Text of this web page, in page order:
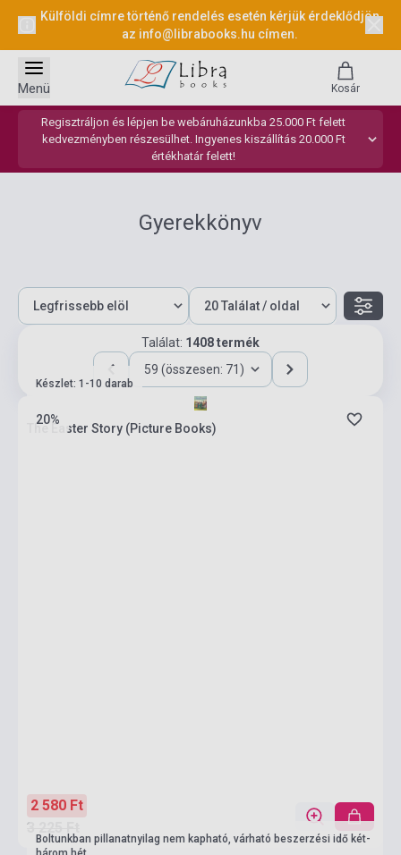
Külföldi címre történő rendelés esetén kérjük érdeklődjön
az info@librabooks.hu címen.
Regisztráljon és lépjen be webáruházunkba 25.000 Ft felett
kedvezményben részesülhet. Ingyenes kiszállítás 20.000 Ft
értékhatár felett!
Menü Kosár
Gyerekkönyv
Találat: 1408 termék
59 (összesen: 71)
20%
Készlet: 1-10 darab
The Easter Story (Picture Books)
2 580 Ft
3 225 Ft
Boltunkban pillanatnyilag nem kapható, várható beszerzési idő két-